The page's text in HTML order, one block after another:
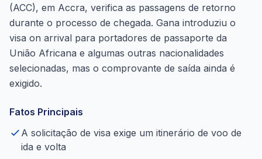
(ACC), em Accra, verifica as passagens de retorno
durante o processo de chegada. Gana introduziu o
visa on arrival para portadores de passaporte da
União Africana e algumas outras nacionalidades
selecionadas, mas o comprovante de saída ainda é
exigido.
Fatos Principais
A solicitação de visa exige um itinerário de voo de
ida e volta